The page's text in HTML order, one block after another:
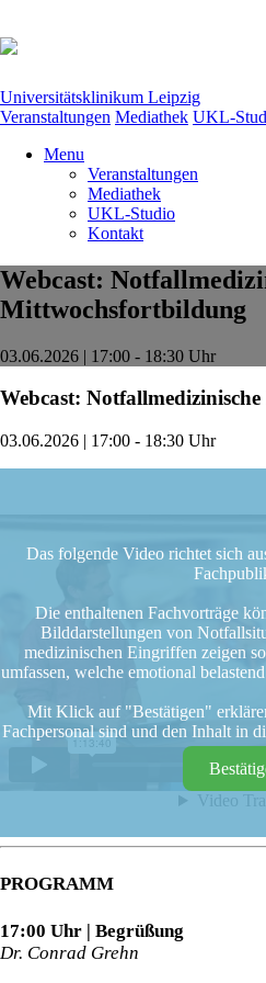
Universitätsklinikum Leipzig
Veranstaltungen Mediathek UKL-
Menu
Veranstaltungen
Mediathek
UKL-Studio
Kontakt
Webcast:
Mittwochsfortbildung
03.06.2026 | 17:00 - 18:30 Uhr
Webcast:
03.06.2026 | 17:00 - 18:30 Uhr
Das folgende Video richtet sich
Die enthaltenen Fachvorträge
Bilddarstellungen von
medizinischen Eingriffen zeigen
umfassen, welche emotional
Mit Klick auf "Bestätigen"
Fachpersonal sind und den Inhalt in
PROGRAMM
17:00 Uhr | Begrüßung
Dr. Conrad Grehn